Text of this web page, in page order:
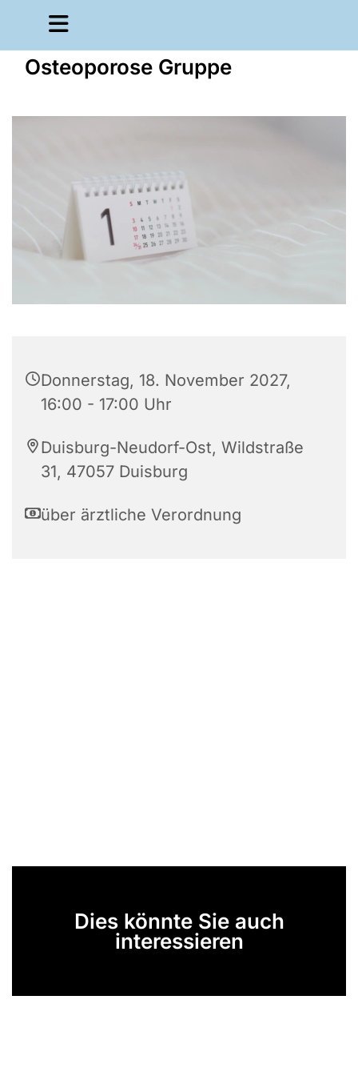
Osteoporose Gruppe
Donnerstag, 18. November 2027,
16:00 - 17:00 Uhr
Duisburg-Neudorf-Ost, Wildstraße
31, 47057 Duisburg
über ärztliche Verordnung
Dies könnte Sie auch
interessieren